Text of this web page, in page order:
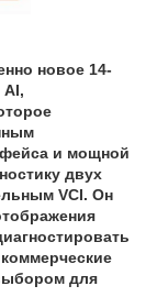
новое 14-
и мощной
двух
VCI. Он
для